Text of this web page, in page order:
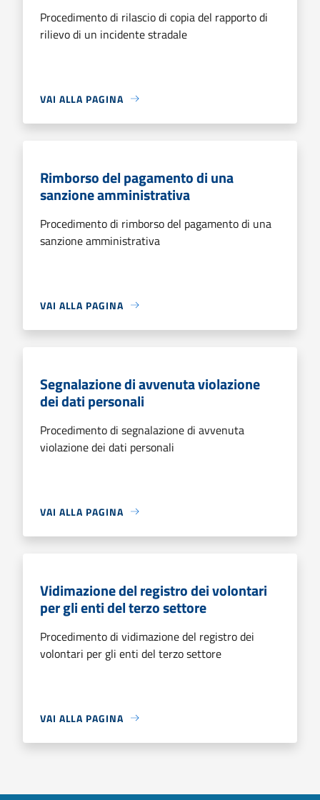
Procedimento di rilascio di copia del rapporto di
rilievo di un incidente stradale
VAI ALLA PAGINA
Rimborso del pagamento di una
sanzione amministrativa
Procedimento di rimborso del pagamento di una
sanzione amministrativa
VAI ALLA PAGINA
Segnalazione di avvenuta violazione
dei dati personali
Procedimento di segnalazione di avvenuta
violazione dei dati personali
VAI ALLA PAGINA
Vidimazione del registro dei volontari
per gli enti del terzo settore
Procedimento di vidimazione del registro dei
volontari per gli enti del terzo settore
VAI ALLA PAGINA